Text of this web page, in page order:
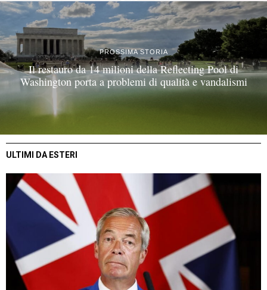
PROSSIMA STORIA
Il restauro da 14 milioni della Reflecting Pool di
Washington porta a problemi di qualità e vandalismi
ULTIMI DA ESTERI